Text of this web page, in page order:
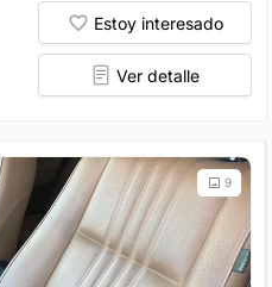
Estoy interesado
Ver detalle
9